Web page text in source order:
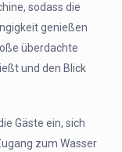
sodass die
genießen
überdachte
und den Blick
Gäste ein, sich
zum Wasser